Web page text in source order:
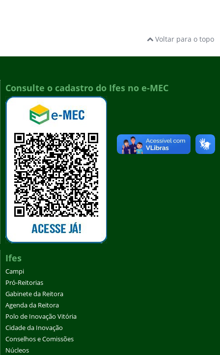
Voltar para o topo
Consulte o cadastro do Ifes no e-MEC
Ifes
Campi
Pró-Reitorias
Gabinete da Reitora
Agenda da Reitora
Polo de Inovação Vitória
Cidade da Inovação
Conselhos e Comissões
Núcleos